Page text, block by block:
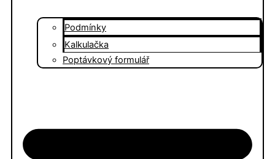
Podmínky
Kalkulačka
Poptávkový formulář